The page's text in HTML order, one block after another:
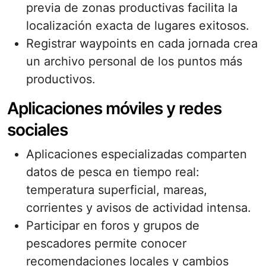
previa de zonas productivas facilita la
localización exacta de lugares exitosos.
Registrar waypoints en cada jornada crea
un archivo personal de los puntos más
productivos.
Aplicaciones móviles y redes
sociales
Aplicaciones especializadas comparten
datos de pesca en tiempo real:
temperatura superficial, mareas,
corrientes y avisos de actividad intensa.
Participar en foros y grupos de
pescadores permite conocer
recomendaciones locales y cambios